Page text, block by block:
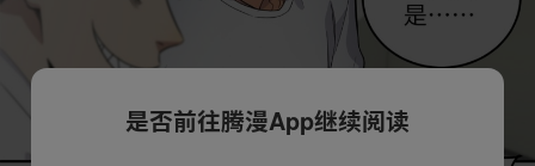
是否前往腾漫App继续阅读